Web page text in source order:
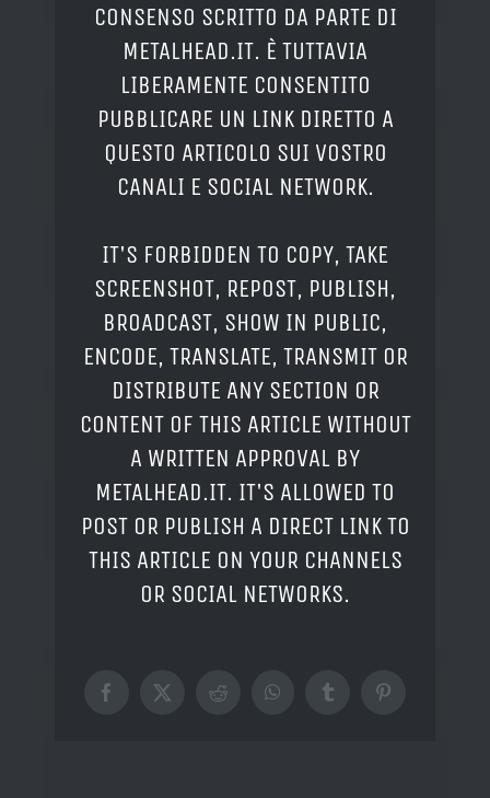
CONSENSO SCRITTO DA PARTE DI
METALHEAD.IT. È TUTTAVIA
LIBERAMENTE CONSENTITO
PUBBLICARE UN LINK DIRETTO A
QUESTO ARTICOLO SUI VOSTRO
CANALI E SOCIAL NETWORK.
IT'S FORBIDDEN TO COPY, TAKE
SCREENSHOT, REPOST, PUBLISH,
BROADCAST, SHOW IN PUBLIC,
ENCODE, TRANSLATE, TRANSMIT OR
DISTRIBUTE ANY SECTION OR
CONTENT OF THIS ARTICLE WITHOUT
A WRITTEN APPROVAL BY
METALHEAD.IT. IT'S ALLOWED TO
POST OR PUBLISH A DIRECT LINK TO
THIS ARTICLE ON YOUR CHANNELS
OR SOCIAL NETWORKS.
Facebook
X RedditWhatsAppTumblrPinterest